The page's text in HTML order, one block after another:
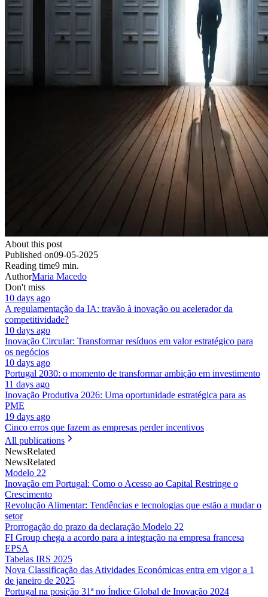
About this post
Published on09-05-2025
Reading time9 min.
AuthorMaria Macedo
Don't miss
10 days ago
A regulamentação da IA: travão à inovação ou acelerador da
competitividade?
10 days ago
Inovação Circular: Transformar resíduos em valor estratégico para
os negócios
10 days ago
Portugal 2030: o momento de transformar ambição em investimento
11 days ago
Inovação Produtiva 2026: Uma oportunidade estratégica para as
PME
19 days ago
Cinco erros que fazem as empresas perder incentivos
All publications
NewsRelated
NewsRelated
Modelo 22
Inovação em Portugal: Como o Acesso ao Capital Restringe o
Crescimento
Revolução Alimentar: Tendências e tecnologias que estão a mudar o
setor
Prorrogação do prazo da declaração Modelo 22
FI Group chega a acordo para a integração na empresa francesa
EPSA
Tabelas IRS 2025
Nova Classificação das Atividades Económicas entra em vigor a 1
de janeiro de 2025
Portugal na posição 31ª no Índice Global de Inovação 2024